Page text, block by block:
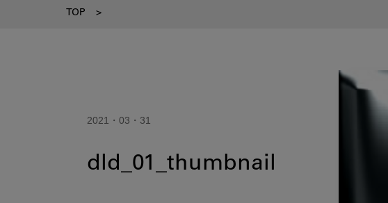
TOP >
2021・03・31
dld_01_thumbnail